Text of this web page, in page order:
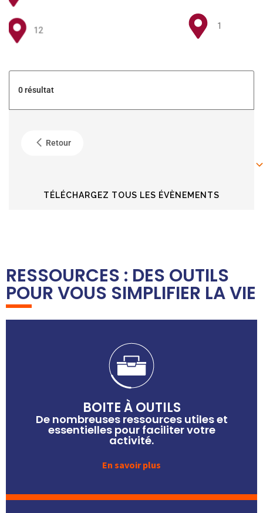
1
12
0 résultat
Retour
TÉLÉCHARGEZ TOUS LES ÉVÈNEMENTS
RESSOURCES : DES OUTILS
POUR VOUS SIMPLIFIER LA VIE
BOITE À OUTILS
De nombreuses ressources utiles et
essentielles pour faciliter votre
activité.
En savoir plus